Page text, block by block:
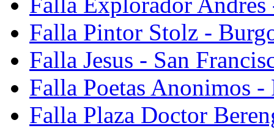
Falla Pintor Stolz -
Falla Jesus - San
Falla Poetas Anonimos
Falla Plaza Doctor